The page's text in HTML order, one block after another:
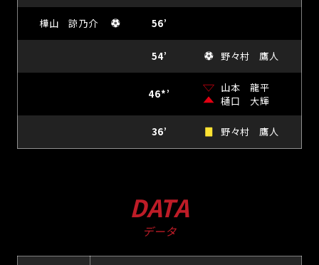
樺山 諒乃介 56’
54’ 野々村 鷹人
46*’
山本 龍平
樋口 大輝
36’ 野々村 鷹人
DATA
データ